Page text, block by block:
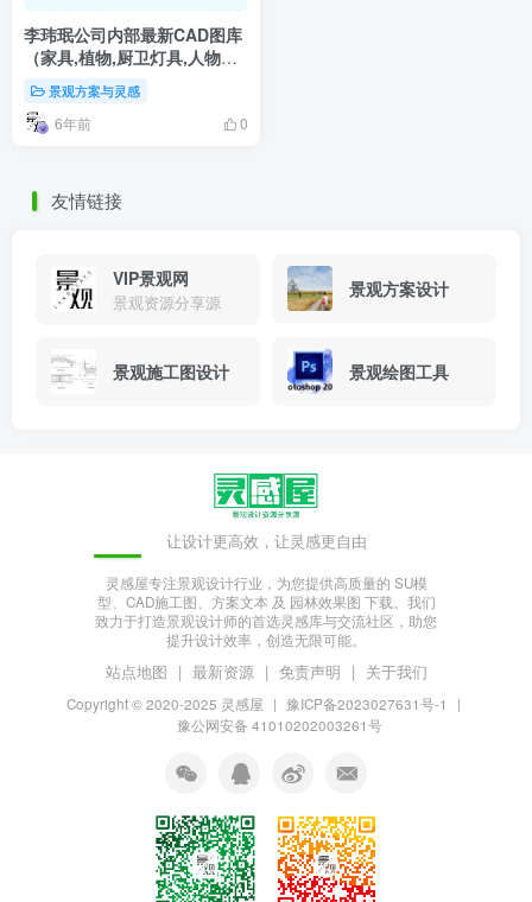
李玮珉公司内部最新CAD图库
（家具,植物,厨卫灯具,人物
等）景观方案与灵感
6年前 0
友情链接
VIP景观网
景观资源分享源
景观方案设计
景观施工图设计 景观绘图工具
让设计更高效，让灵感更自由
灵感屋专注景观设计行业，为您提供高质量的 SU模
型、CAD施工图、方案文本 及 园林效果图 下载。我们
致力于打造景观设计师的首选灵感库与交流社区，助您
提升设计效率，创造无限可能。
站点地图 | 最新资源 | 免责声明 | 关于我们
Copyright © 2020-2025 灵感屋 | 豫ICP备2023027631号-1
|
豫公网安备 41010202003261号